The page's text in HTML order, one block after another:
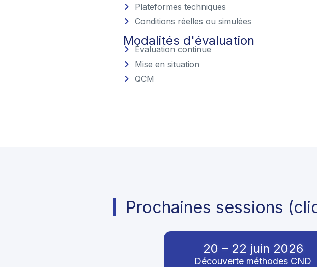
Plateformes techniques
Conditions réelles ou simulées
Modalités d'évaluation
Évaluation continue
Mise en situation
QCM
Prochaines sessions
20 – 22 juin 2026
Découverte méthodes CND